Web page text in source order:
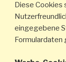
Diese Cookies
eingegebene
Formulardaten